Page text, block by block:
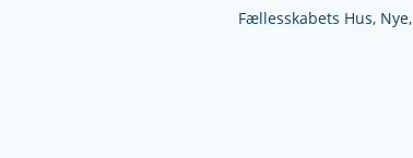
Fællesskabets Hus, Nye,